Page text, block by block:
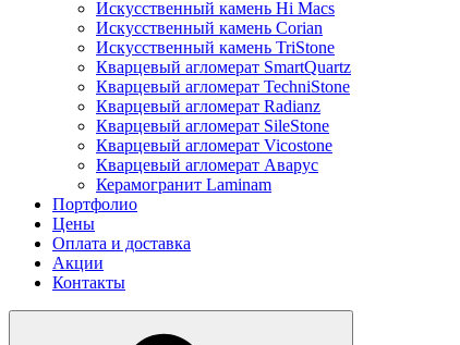
Искусственный камень Hi Macs
Искусственный камень Corian
Искусственный камень TriStone
Кварцевый агломерат SmartQuartz
Кварцевый агломерат TechniStone
Кварцевый агломерат Radianz
Кварцевый агломерат SileStone
Кварцевый агломерат Vicostone
Кварцевый агломерат Аварус
Керамогранит Laminam
Портфолио
Цены
Оплата и доставка
Акции
Контакты